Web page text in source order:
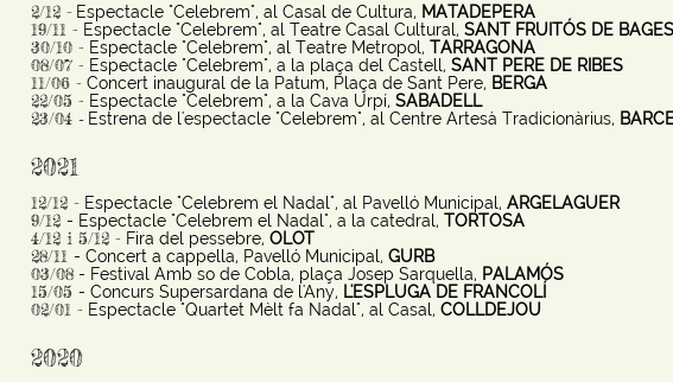
2/12 -Espectacle "Celebrem", al Casal de Cultura, MATADEPERA
19/11 - Espectacle "Celebrem", al Teatre Casal Cultural, SANT FRUITÓS DE BAGES
30/10 - Espectacle "Celebrem", al Teatre Metropol, TARRAGONA
08/07 - Espectacle "Celebrem", a la plaça del Castell, SANT PERE DE RIBES
11/06 - Concert inaugural de la Patum, Plaça de Sant Pere, BERGA
22/05 - Espectacle "Celebrem", a la Cava Urpí, SABADELL
23/04 - Estrena de l'espectacle "Celebrem", al Centre Artesà Tradicionàrius,
2021
12/12 - Espectacle "Celebrem el Nadal", al Pavelló Municipal, ARGELAGUER
9/12 - Espectacle "Celebrem el Nadal", a la catedral, TORTOSA
4/12 i 5/12 - Fira del pessebre, OLOT
28/11 - Concert a cappella, Pavelló Municipal, GURB
03/08- Festival Amb so de Cobla, plaça Josep Sarquella, PALAMÓS
15/05 - Concurs Supersardana de l'Any, L'ESPLUGA DE FRANCOLÍ
02/01 - Espectacle "Quartet Mèlt fa Nadal", al Casal, COLLDEJOU
2020